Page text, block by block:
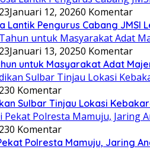
Januari 12, 20260 Komentar
Lantik Pengurus Cabang JMSI
Januari 13, 20250 Komentar
untuk Masyarakat Adat
0 Komentar
Sulbar Tinjau Lokasi
0 Komentar
Polresta Mamuju, Jaring